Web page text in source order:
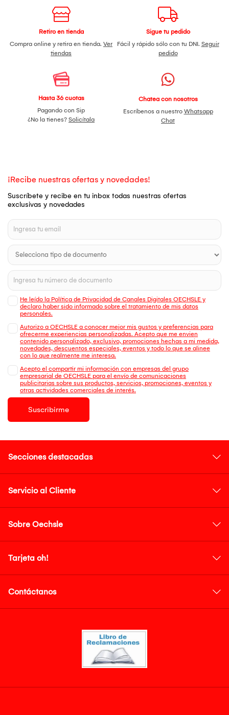
Retiro en tienda
Compra online y retira en tienda. Ver
tiendas
Sigue tu pedido
Fácil y rápido sólo con tu DNI. Seguir
pedido
Hasta 36 cuotas
Pagando con Sip
¿No la tienes? Solicítala
Chatea con nosotros
Escríbenos a nuestro Whatsapp
Chat
¡Recibe nuestras ofertas y novedades!
Suscríbete y recibe en tu inbox todas nuestras ofertas
exclusivas y novedades
He leído la Política de Privacidad de Canales Digitales OECHSLE y
declaro haber sido informado sobre el tratamiento de mis datos
personales.
Autorizo a OECHSLE a conocer mejor mis gustos y preferencias para
ofrecerme experiencias personalizadas. Acepto que me envien
contenido personalizado, exclusivo, promociones hechas a mi medida,
novedades, descuentos especiales, eventos y todo lo que se alinee
con lo que realmente me interesa.
Acepto el compartir mi información con empresas del grupo
empresarial de OECHSLE para el envío de comunicaciones
publicitarias sobre sus productos, servicios, promociones, eventos y
otras actividades comerciales de interés.
Suscribirme
Secciones destacadas
Servicio al Cliente
Sobre Oechsle
Tarjeta oh!
Contáctanos